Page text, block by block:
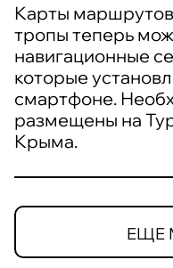
Карты
тропы теперь
навигационные
которые
смартфоне.
размещены на
Крыма.
ЕЩЕ